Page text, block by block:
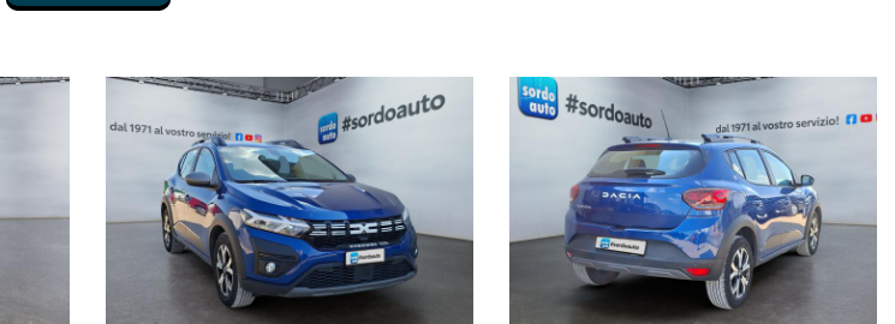
fumatore, mai urtata, disponibile presso la nostra sede.